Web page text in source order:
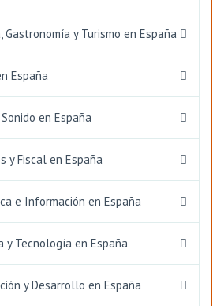
y Turismo en España
España
en España
y Fiscal en España
e Información en España
y Tecnología en España
y Desarrollo en España